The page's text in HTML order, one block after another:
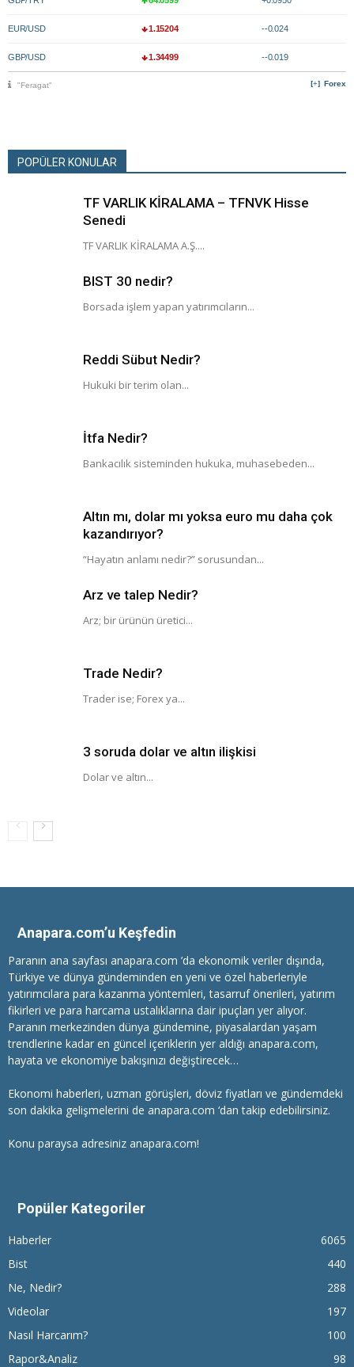
EUR/USD 1.15204 --0.024
GBP/USD 1.34499 --0.019
Forex
"Feragat"
POPÜLER KONULAR
TF VARLIK KİRALAMA – TFNVK Hisse
Senedi
TF VARLIK KİRALAMA A.Ş....
BIST 30 nedir?
Borsada işlem yapan yatırımcıların...
Reddi Sübut Nedir?
Hukuki bir terim olan...
İtfa Nedir?
Bankacılık sisteminden hukuka, muhasebeden...
Altın mı, dolar mı yoksa euro mu daha çok
kazandırıyor?
“Hayatın anlamı nedir?” sorusundan...
Arz ve talep Nedir?
Arz; bir ürünün üretici...
Trade Nedir?
Trader ise; Forex ya...
3 soruda dolar ve altın ilişkisi
Dolar ve altın...
Anapara.com’u Keşfedin
Paranın ana sayfası anapara.com ’da ekonomik veriler dışında,
Türkiye ve dünya gündeminden en yeni ve özel haberleriyle
yatırımcılara para kazanma yöntemleri, tasarruf önerileri, yatırım
fikirleri ve para harcama ustalıklarına dair ipuçları yer alıyor.
Paranın merkezinden dünya gündemine, piyasalardan yaşam
trendlerine kadar en güncel içeriklerin yer aldığı anapara.com,
hayata ve ekonomiye bakışınızı değiştirecek…
Ekonomi haberleri, uzman görüşleri, döviz fiyatları ve gündemdeki
son dakika gelişmelerini de anapara.com ‘dan takip edebilirsiniz.
Konu paraysa adresiniz anapara.com!
Popüler Kategoriler
Haberler
6065
Bist
440
Ne, Nedir?
288
Videolar
197
Nasıl Harcarım?
100
Rapor&Analiz
98